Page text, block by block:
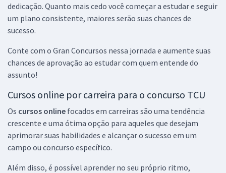
dedicação. Quanto mais cedo você começar a estudar e seguir
um plano consistente, maiores serão suas chances de
sucesso.
Conte com o Gran Concursos nessa jornada e aumente suas
chances de aprovação ao estudar com quem entende do
assunto!
Cursos online por carreira para o concurso TCU
Os cursos online focados em carreiras são uma tendência
crescente e uma ótima opção para aqueles que desejam
aprimorar suas habilidades e alcançar o sucesso em um
campo ou concurso específico.
Além disso, é possível aprender no seu próprio ritmo,